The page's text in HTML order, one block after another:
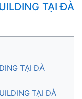
TẠI ĐÀ
TẠI ĐÀ
TẠI ĐÀ